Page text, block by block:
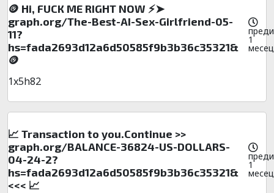
🪙 Hi, FUСК ME RIGHT NOW ⚡➤
graph.org/The-Best-AI-Sex-Girlfriend-05-
11?
hs=fada2693d12a6d50585f9b3b36c35321&
🪙
преди
1
месец
1x5h82
📈 Transaction to you.Continue >>
graph.org/BALANCE-36824-US-DOLLARS-
04-24-2?
hs=fada2693d12a6d50585f9b3b36c35321&
<<< 📈
преди
1
месец